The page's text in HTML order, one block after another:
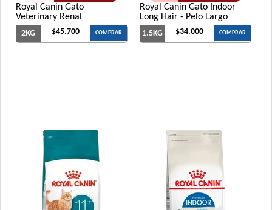
Royal Canin Gato
Veterinary Renal
2KG $45.700 COMPRAR
Royal Canin Gato Indoor
Long Hair - Pelo Largo
1.5KG $34.000 COMPRAR